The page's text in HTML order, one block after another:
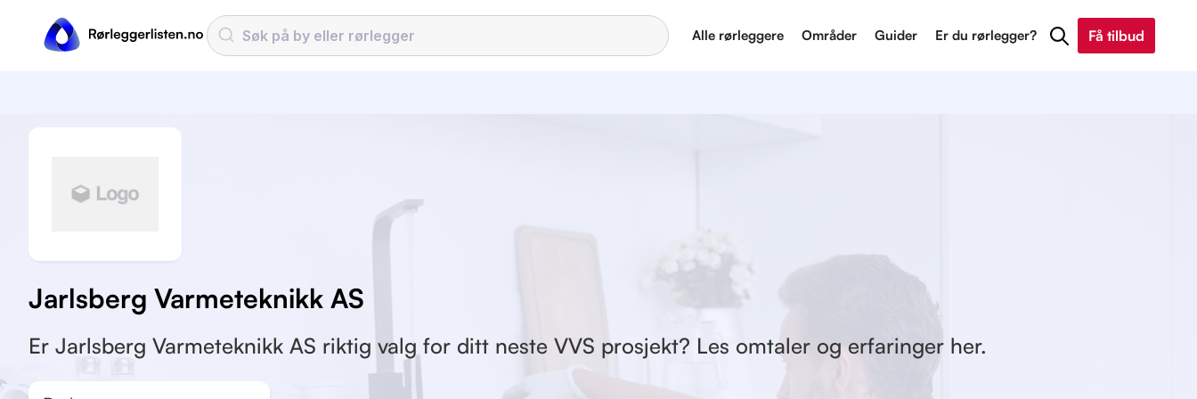
Alle rørleggere Områder Guider Er du rørlegger? Få tilbud
Er Jarlsberg Varmeteknikk AS riktig valg for ditt neste VVS prosjekt? Les omtaler og erfaringer her.
Jarlsberg Varmeteknikk AS